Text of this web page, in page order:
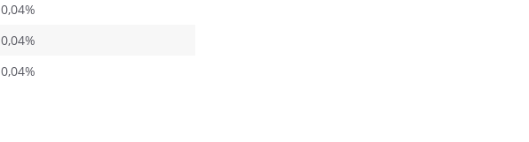
0,04%
0,04%
0,04%